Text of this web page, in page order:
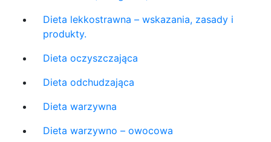
Dieta lekkostrawna – wskazania, zasady i
produkty.
Dieta oczyszczająca
Dieta odchudzająca
Dieta warzywna
Dieta warzywno – owocowa